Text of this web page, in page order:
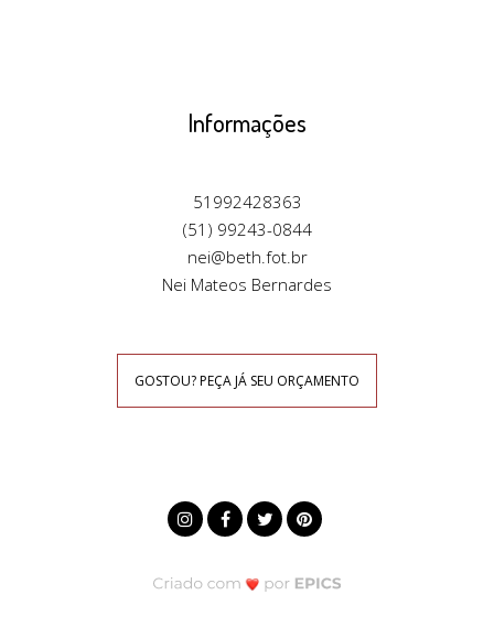
Informações
51992428363
(51) 99243-0844
nei@beth.fot.br
Nei Mateos Bernardes
GOSTOU? PEÇA JÁ SEU ORÇAMENTO